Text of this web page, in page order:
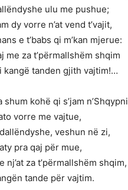
ulu me pushue;
dy vorre n’at vend t’vajit,
e t’babs qi m’kan mjerue:
me za t’përmallshëm shqim
kangë tanden gjith vajtim!…
shum kohë qi s’jam n’Shqypni
vorre me vajtue,
veshun në zi,
pra qaj për mue,
nj’at za t’përmallshëm shqim,
tande për vajtim.